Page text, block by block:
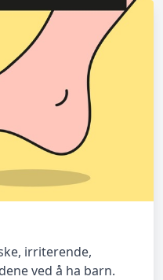
irriterende,
ved å ha barn.